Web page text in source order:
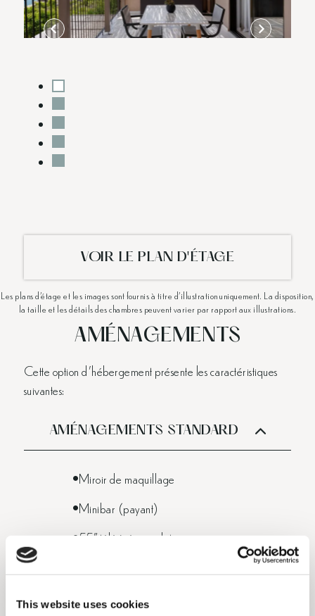
This website uses cookies
VOIR LE PLAN D'ÉTAGE
Les plans d'étage et les images sont fournis à titre d'illustration uniquement. La disposition,
la taille et les détails des chambres peuvent varier par rapport aux illustrations.
AMÉNAGEMENTS
Cette option d'hébergement présente les caractéristiques
suivantes:
AMÉNAGEMENTS STANDARD
Miroir de maquillage
Minibar (payant)
55" télé à écran plat
Climatisation individuelle